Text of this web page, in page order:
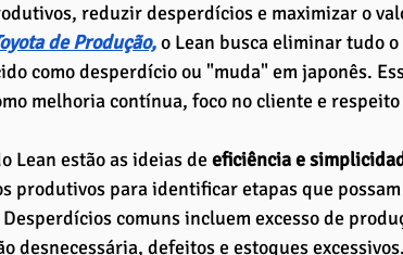
reduzir desperdícios e maximizar o
de Produção, o Lean busca eliminar tudo
como desperdício ou "muda" em japonês.
melhoria contínua, foco no cliente e respeito
Lean estão as ideias de eficiência e
produtivos para identificar etapas que
comuns incluem excesso de
desnecessária, defeitos e estoques